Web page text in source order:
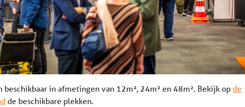
beschikbaar in afmetingen van 12m², 24m² en 48m². Bekijk opde
de beschikbare plekken.